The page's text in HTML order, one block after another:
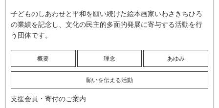
子どものしあわせと平和を願い続けた絵本画家いわさきちひろ
の業績を記念し、文化の民主的多面的発展に寄与する活動を行
う団体です。
概要 理念 あゆみ
願いを伝える活動
支援会員・寄付のご案内